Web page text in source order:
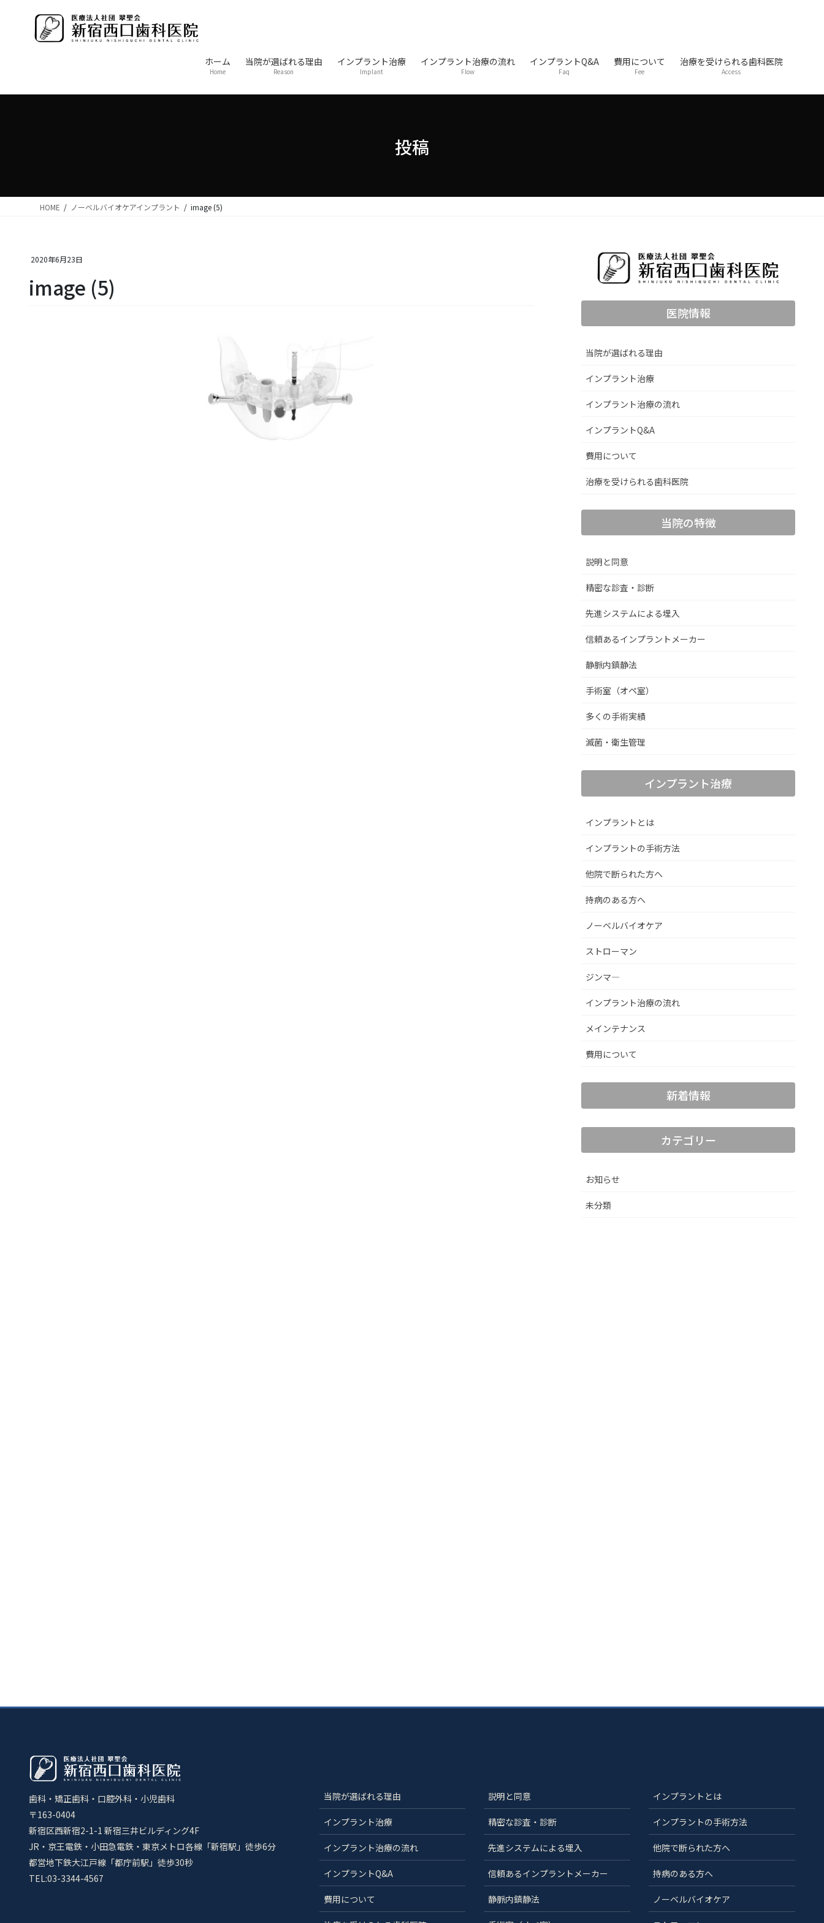
移
ン
ホーム
Home
当院が選ばれる理由
Reason
インプラント治療
Implant
インプラント治療の流れ
Flow
インプラントQ&A
Faq
費用について
Fee
治療を受けられる歯科医院
Access
投稿
HOME ノーベルバイオケアインプラント image (5)
2020年6月23日
image (5)
医院情報
当院が選ばれる理由
インプラント治療
インプラント治療の流れ
インプラントQ&A
費用について
治療を受けられる歯科医院
当院の特徴
説明と同意
精密な診査・診断
先進システムによる埋入
信頼あるインプラントメーカー
静脈内鎮静法
手術室（オペ室）
多くの手術実績
滅菌・衛生管理
インプラント治療
インプラントとは
インプラントの手術方法
他院で断られた方へ
持病のある方へ
ノーベルバイオケア
ストローマン
ジンマ―
インプラント治療の流れ
メインテナンス
費用について
新着情報
カテゴリー
お知らせ
未分類
歯科・矯正歯科・口腔外科・小児歯科
〒163-0404
新宿区西新宿2-1-1 新宿三井ビルディング4F
JR・京王電鉄・小田急電鉄・東京メトロ各線「新宿駅」徒歩6分
都営地下鉄大江戸線「都庁前駅」徒歩30秒
TEL:03-3344-4567
当院が選ばれる理由
インプラント治療
インプラント治療の流れ
インプラントQ&A
費用について
説明と同意
精密な診査・診断
先進システムによる埋入
信頼あるインプラントメーカー
静脈内鎮静法
インプラントとは
インプラントの手術方法
他院で断られた方へ
持病のある方へ
ノーベルバイオケア